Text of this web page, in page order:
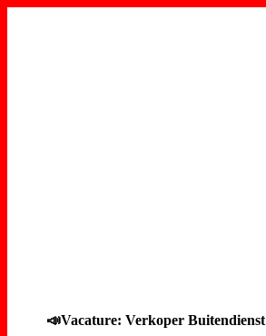
📣Vacature: Verkoper Buitendienst